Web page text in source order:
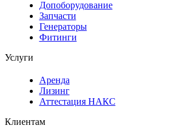
Допоборудование
Запчасти
Генераторы
Фитинги
Услуги
Аренда
Лизинг
Аттестация НАКС
Клиентам